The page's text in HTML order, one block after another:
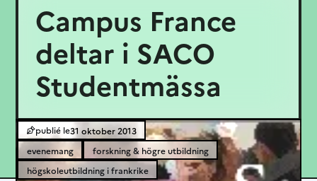
Campus France
deltar i SACO
Studentmässa
31 oktober 2013
evenemang
forskning & högre utbildning
högskoleutbildning i frankrike